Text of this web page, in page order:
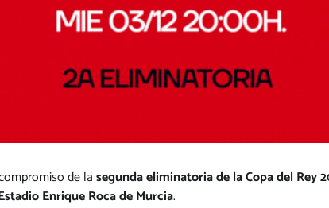
de lasegunda eliminatoria de la Copa del Rey
Enrique Roca de Murcia.